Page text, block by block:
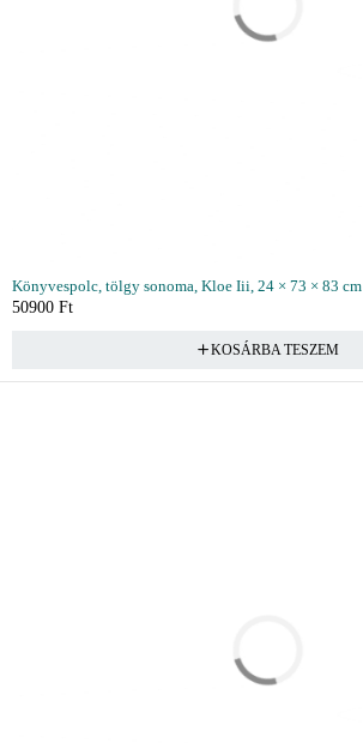
Könyvespolc, tölgy sonoma, Kloe Iii, 24 × 73 × 83 cm
50900 Ft
KOSÁRBA TESZEM